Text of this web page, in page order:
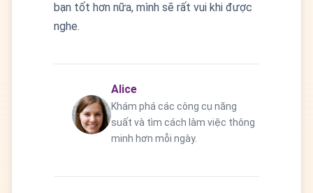
bạn tốt hơn nữa, mình sẽ rất vui khi được
nghe.
Alice
Khám phá các công cụ năng
suất và tìm cách làm việc thông
minh hơn mỗi ngày.